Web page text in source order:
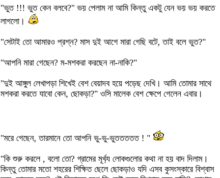
"ভুত !!! ভুত কেন বলবে?" ভয় পেলাম না আমি কিন্তু একটু যেন ভয় ভয় করতে
লাগলো।
"সেটাই তো আমারও প্রশ্ন? মাস দুই আগে মারা গেছি বটে, তাই বলে ভুত?"
"আপনি মারা গেছেন? ম-মশকরা করছেন না-নাকি?"
"দুই আঙ্গুল লেখাপড়া শিখেই বেশ বেয়াদব হয়ে পড়েছ দেখি। আমি তোমার সাথে
মশকরা করতে যাবো কেন, ছোকড়া?" ওসি মালেক বেশ ক্ষেপে গেলেন এবার।
"মরে গেছেন, তারমানে তো আপনি ভু-ভু-ভুততততত ! "
"কি শুরু করলে , বলো তো? গ্রামের মূর্খ্য লোকগুলোর কথা না হয় বাদ দিলাম।
কিন্তু তোমার মতো শহরের শিক্ষিত ছেলে ছোকড়াও যদি এসব কুসংস্কারে বিশ্বাস